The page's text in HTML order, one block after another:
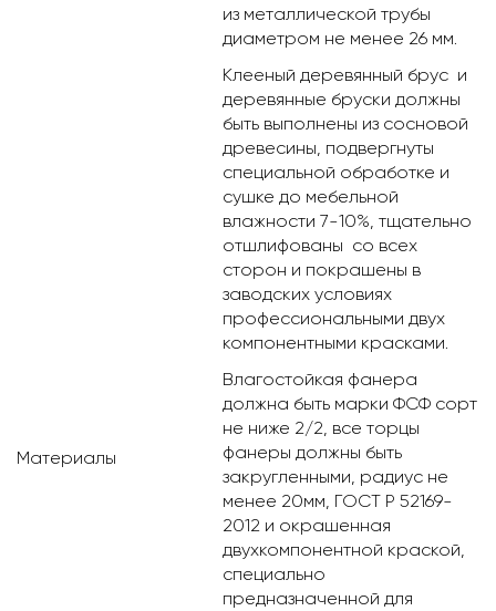
из металлической трубы
диаметром не менее 26 мм.
Материалы
Клееный деревянный брус и
деревянные бруски должны
быть выполнены из сосновой
древесины, подвергнуты
специальной обработке и
сушке до мебельной
влажности 7-10%, тщательно
отшлифованы со всех
сторон и покрашены в
заводских условиях
профессиональными двух
компонентными красками.
Влагостойкая фанера
должна быть марки ФСФ сорт
не ниже 2/2, все торцы
фанеры должны быть
закругленными, радиус не
менее 20мм, ГОСТ Р 52169-
2012 и окрашенная
двухкомпонентной краской,
специально
предназначенной для